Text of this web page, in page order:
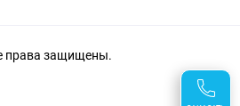
права защищены.